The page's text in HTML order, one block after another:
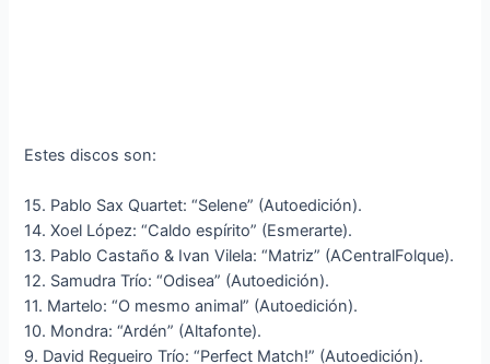
Estes discos son:
15. Pablo Sax Quartet: “Selene” (Autoedición).
14. Xoel López: “Caldo espírito” (Esmerarte).
13. Pablo Castaño & Ivan Vilela: “Matriz” (ACentralFolque).
12. Samudra Trío: “Odisea” (Autoedición).
11. Martelo: “O mesmo animal” (Autoedición).
10. Mondra: “Ardén” (Altafonte).
9. David Regueiro Trío: “Perfect Match!” (Autoedición).